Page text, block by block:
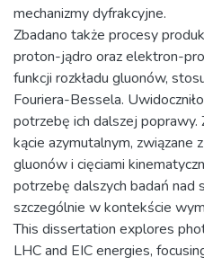
mechanizmy dyfrakcyjne.
Zbadano także procesy
proton-jądro oraz elektron-
funkcji rozkładu gluonów,
Fouriera-Bessela.
potrzebę ich dalszej
kącie azymutalnym, związane
gluonów i cięciami
potrzebę dalszych badań nad
szczególnie w kontekście
This dissertation explores
LHC and EIC energies,